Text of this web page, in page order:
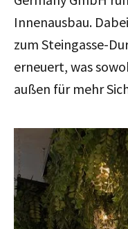
Innenausbau.
zum Steingasse-
erneuert, was
außen für mehr